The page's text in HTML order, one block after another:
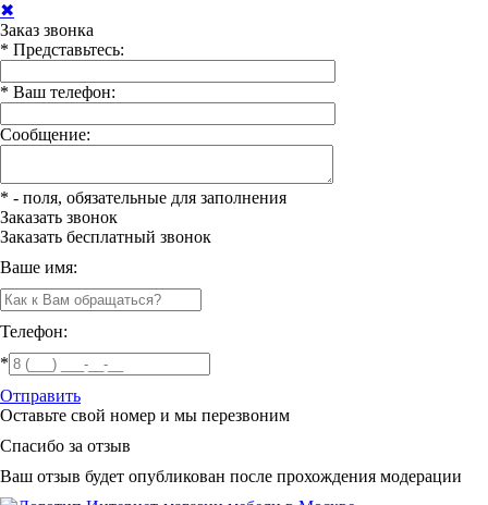
✖
Заказ звонка
* Представьтесь:
* Ваш телефон:
Сообщение:
* - поля, обязательные для заполнения
Заказать звонок
Заказать бесплатный звонок
Ваше имя:
Телефон:
*
Отправить
Оставьте свой номер и мы перезвоним
Спасибо за отзыв
Ваш отзыв будет опубликован после прохождения модерации